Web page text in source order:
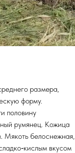
размера,
форму.
половину
румянец. Кожица
Мякоть белоснежная,
вкусом